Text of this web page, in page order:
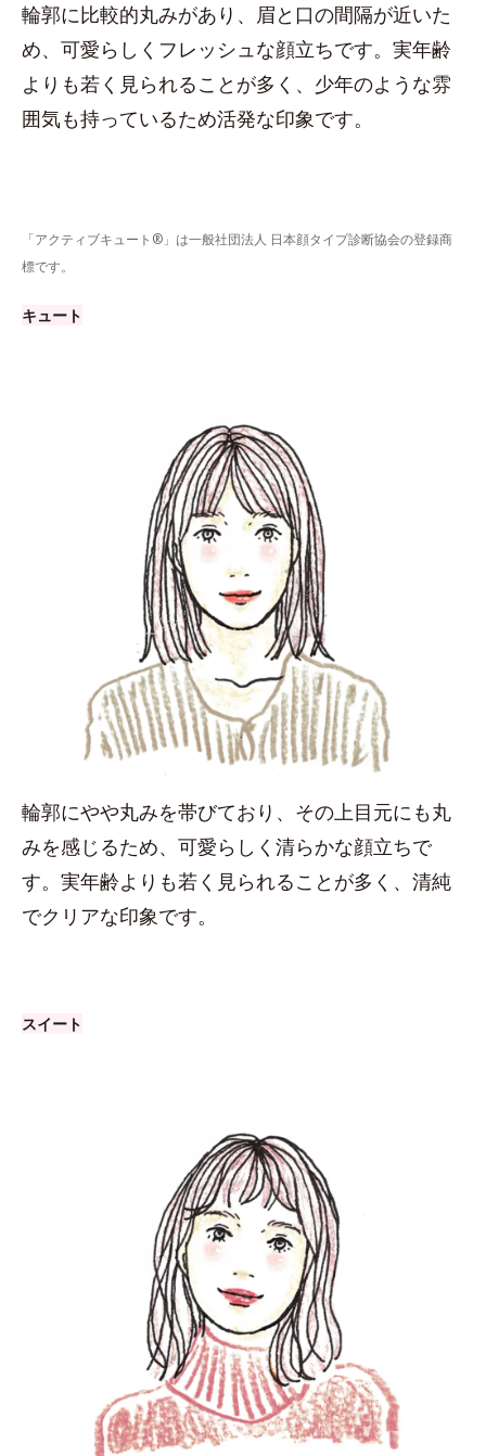
輪郭に比較的丸みがあり、眉と口の間隔が近いた
め、可愛らしくフレッシュな顔立ちです。実年齢
よりも若く見られることが多く、少年のような雰
囲気も持っているため活発な印象です。
「アクティブキュート®」は一般社団法人 日本顔タイプ診断協会の登録商
標です。
キュート
輪郭にやや丸みを帯びており、その上目元にも丸
みを感じるため、可愛らしく清らかな顔立ちで
す。実年齢よりも若く見られることが多く、清純
でクリアな印象です。
スイート